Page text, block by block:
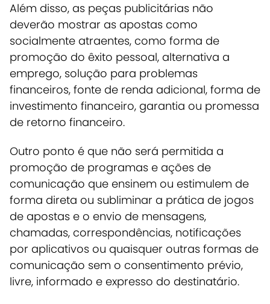
Além disso, as peças publicitárias não
deverão mostrar as apostas como
socialmente atraentes, como forma de
promoção do êxito pessoal, alternativa a
emprego, solução para problemas
financeiros, fonte de renda adicional, forma de
investimento financeiro, garantia ou promessa
de retorno financeiro.
Outro ponto é que não será permitida a
promoção de programas e ações de
comunicação que ensinem ou estimulem de
forma direta ou subliminar a prática de jogos
de apostas e o envio de mensagens,
chamadas, correspondências, notificações
por aplicativos ou quaisquer outras formas de
comunicação sem o consentimento prévio,
livre, informado e expresso do destinatário.